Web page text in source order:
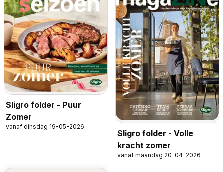
Sligro folder - Puur
Zomer
vanaf dinsdag 19-05-2026
Sligro folder - Volle
kracht zomer
vanaf maandag 20-04-2026